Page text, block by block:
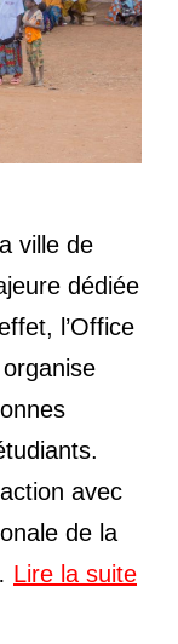
ville de
dédiée
l’Office
avec
de la
Lire la suite